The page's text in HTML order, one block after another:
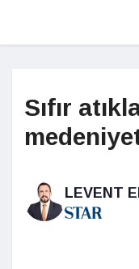
Sıfır
LEVENT